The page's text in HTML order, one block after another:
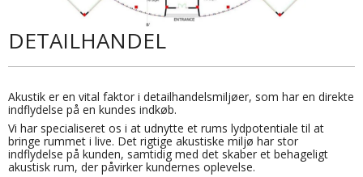
DETAILHANDEL
Akustik er en vital faktor i detailhandelsmiljøer, som har en direkte
indflydelse på en kundes indkøb.
Vi har specialiseret os i at udnytte et rums lydpotentiale til at
bringe rummet i live. Det rigtige akustiske miljø har stor
indflydelse på kunden, samtidig med det skaber et behageligt
akustisk rum, der påvirker kundernes oplevelse.